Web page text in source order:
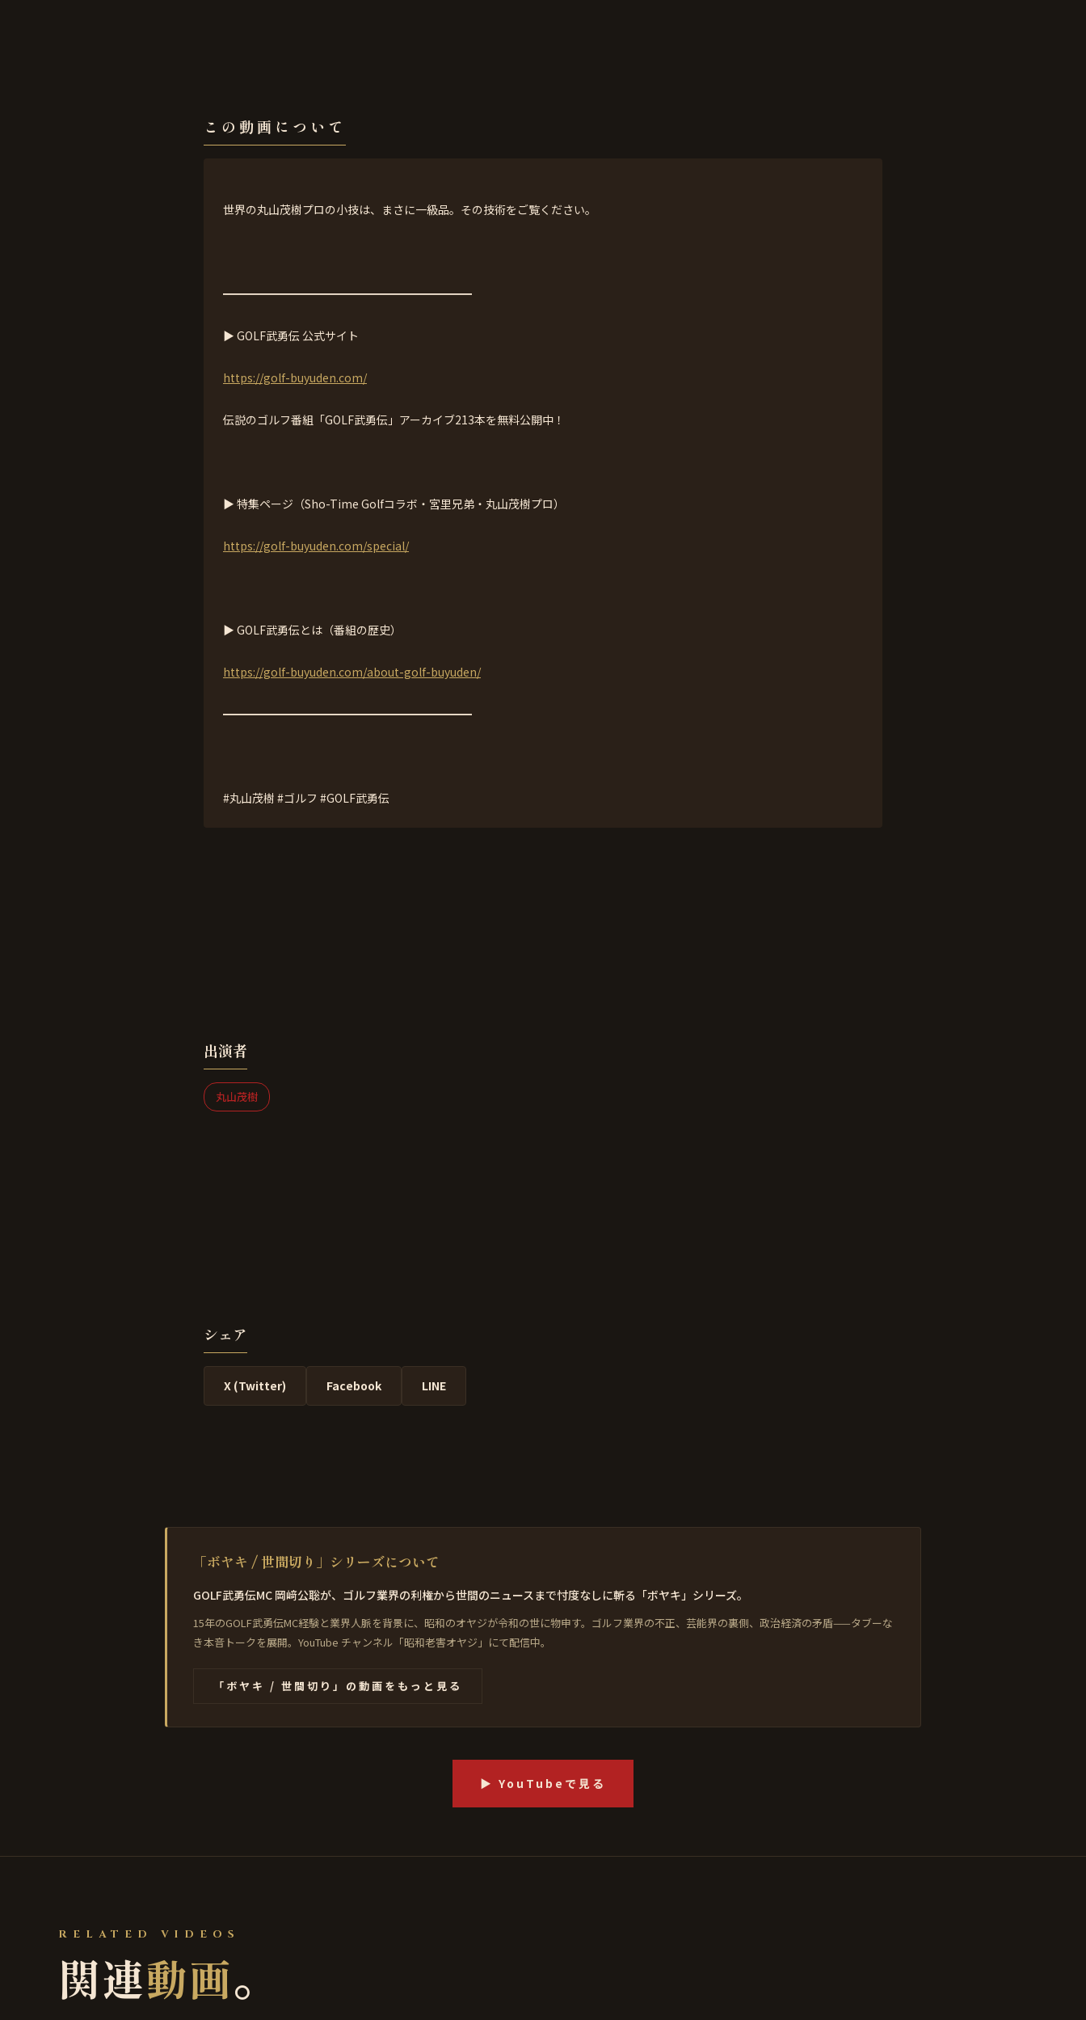
この動画について
世界の丸山茂樹プロの小技は、まさに一級品。その技術をご覧ください。
━━━━━━━━━━━━━━━━━━━━━━
▶ GOLF武勇伝 公式サイト
https://golf-buyuden.com/
伝説のゴルフ番組「GOLF武勇伝」アーカイブ213本を無料公開中！
▶ 特集ページ（Sho-Time Golfコラボ・宮里兄弟・丸山茂樹プロ）
https://golf-buyuden.com/special/
▶ GOLF武勇伝とは（番組の歴史）
https://golf-buyuden.com/about-golf-buyuden/
━━━━━━━━━━━━━━━━━━━━━━
#丸山茂樹 #ゴルフ #GOLF武勇伝
出演者
丸山茂樹
シェア
X (Twitter) Facebook LINE
「ボヤキ / 世間切り」シリーズについて
GOLF武勇伝MC 岡﨑公聡が、ゴルフ業界の利権から世間のニュースまで忖度なしに斬る「ボヤキ」シリーズ。
15年のGOLF武勇伝MC経験と業界人脈を背景に、昭和のオヤジが令和の世に物申す。ゴルフ業界の不正、芸能界の裏側、政治経済の矛盾——タブーな
き本音トークを展開。YouTube チャンネル「昭和老害オヤジ」にて配信中。
「ボヤキ / 世間切り」の動画をもっと見る
▶ YouTubeで見る
RELATED VIDEOS
関連動画。